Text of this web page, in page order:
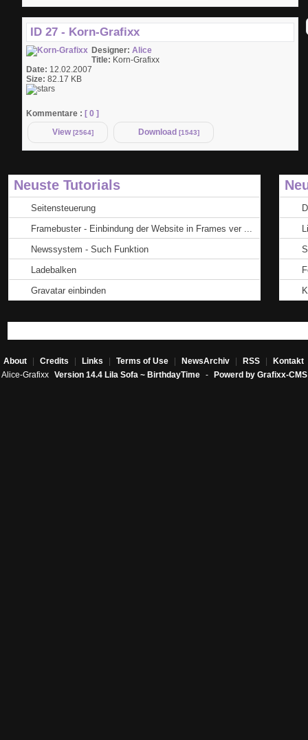
ID 27 - Korn-Grafixx
Designer: Alice
Title: Korn-Grafixx
Date: 12.02.2007
Size: 82.17 KB
Kommentare : [ 0 ]
View[2564] Download [1543]
Neuste Tutorials
Seitensteuerung
Framebuster - Einbindung der Website in Frames ver ...
Newssystem - Such Funktion
Ladebalken
Gravatar einbinden
About Credits Links Terms of Use NewsArchiv RSS Kontakt
Alice-Grafixx Version 14.4 Lila Sofa ~ BirthdayTime - Powerd by Grafixx-CMS